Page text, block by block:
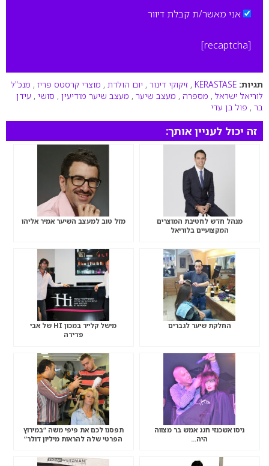
אני מאשר/ת קבלת דיוור
תגיות:KERASTASE
, זיקוקי דינור, יום הולדת, מוצרי קרסטס פריז, מנכ"ל
לוריאל ישראל, מספרה, מעצב שיער, מעצב שיער מודיעין, סושי, עידן
בר, פול בן עדי
זה יכול לעניין אותך:
מנהל חדש לחטיבת המוצרים
המקצועיים בלוריאל
מזל טוב למעצב השיער אמיר אליהו
החלקת שיער לגברים
מישל קלייר במכון HI של אבי
פדידה
ניסו אשכנזי חגג אמש בר מצווה
היה…
תפסנו לכם את פיפי משה “במירוץ
הפרטי שלה להראות מיליון דולר”